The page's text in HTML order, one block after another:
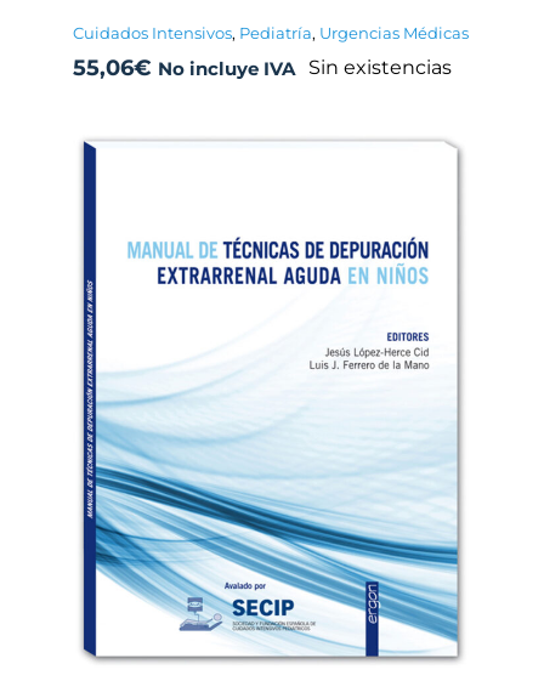
Cuidados Intensivos, Pediatría, Urgencias Médicas
55,06€ No incluye IVA Sin existencias